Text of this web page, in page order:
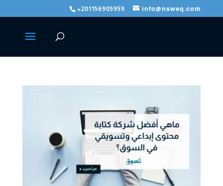
+201156905959 info@nsweq.com